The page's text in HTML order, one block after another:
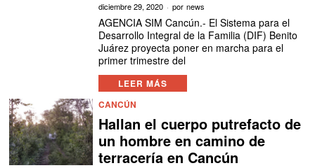
diciembre 29, 2020 por news
AGENCIA SIM Cancún.- El Sistema para el
Desarrollo Integral de la Familia (DIF) Benito
Juárez proyecta poner en marcha para el
primer trimestre del
LEER MÁS
CANCÚN
Hallan el cuerpo putrefacto de
un hombre en camino de
terracería en Cancún